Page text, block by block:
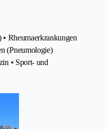
Rheumaerkrankungen
(Pneumologie)
• Sport- und